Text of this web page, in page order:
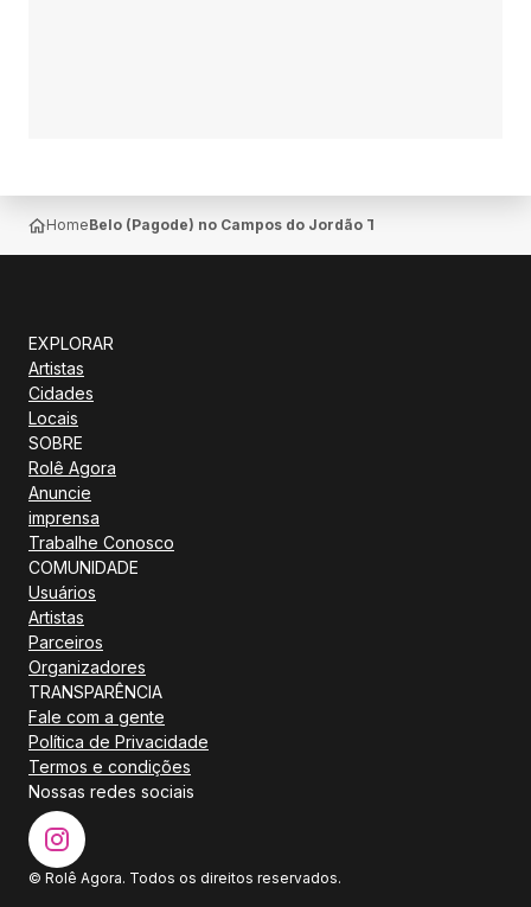
HomeBelo (Pagode) no Campos do Jordão Tênis Clube —
EXPLORAR
Artistas
Cidades
Locais
SOBRE
Rolê Agora
Anuncie
imprensa
Trabalhe Conosco
COMUNIDADE
Usuários
Artistas
Parceiros
Organizadores
TRANSPARÊNCIA
Fale com a gente
Política de Privacidade
Termos e condições
Nossas redes sociais
© Rolê Agora. Todos os direitos reservados.